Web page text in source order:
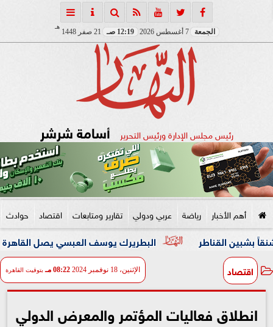
الجمعة 7 أغسطس 2026 12:19 صـ 21 صفر 1448
هـ
رئيس مجلس الإدارة ورئيس التحرير أسامة شرشر
أهم الأخبار رياضة عربي ودولي تقارير ومتابعات اقتصاد حوادث
البطريرك يوسف العبسي يصل القاهرة في زيارة
اقتصاد الإثنين، 18 نوفمبر 2024 08:22 مـ بتوقيت القاهرة
انطلاق فعاليات المؤتمر والمعرض الدولي